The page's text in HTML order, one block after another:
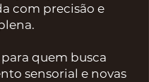
com precisão e
quem busca
sensorial e novas